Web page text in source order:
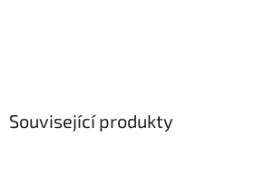
Související produkty